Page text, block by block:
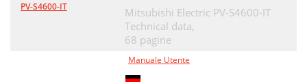
PV-S4600-IT
Mitsubishi Electric PV-S4600-IT
Technical data,
68 pagine
Manuale Utente